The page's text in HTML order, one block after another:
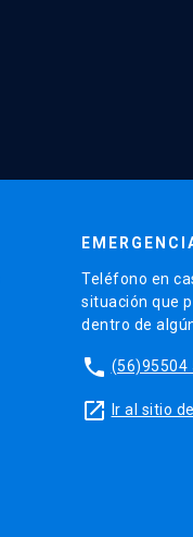
Teléfono en
situación que
dentro de
phone (56)95504
launch Ir al sitio